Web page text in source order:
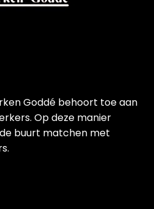
Goddé behoort toe aan
Op deze manier
buurt matchen met